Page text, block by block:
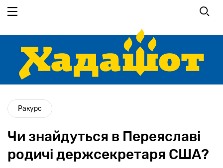
основного
Ракурс
Чи знайдуться в Переяславі
родичі держсекретаря США?